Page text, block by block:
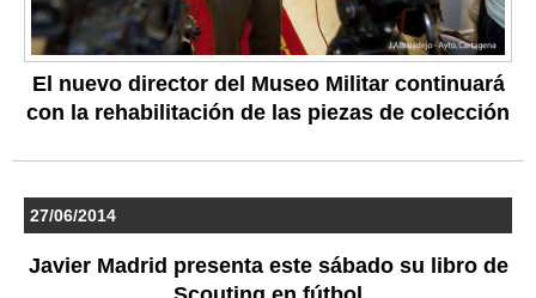
El nuevo director del Museo Militar continuará
con la rehabilitación de las piezas de colección
27/06/2014
Javier Madrid presenta este sábado su libro de